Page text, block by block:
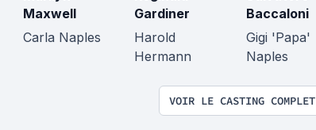
Maxwell
Carla Naples
Gardiner
Harold
Hermann
Baccaloni
Gigi 'Papa'
Naples
VOIR LE CASTING COMPLET